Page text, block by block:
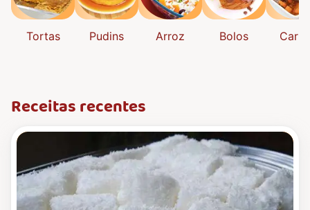
Tortas Pudins Arroz Bolos
Receitas recentes